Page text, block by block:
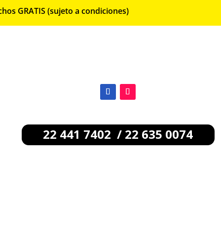
GRATIS (sujeto a condiciones)
22 441 7402 / 22 635 0074